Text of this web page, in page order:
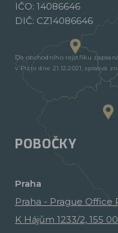
IČO: 14086646
DIČ: CZ14086646
Do obchodního rejstříku
v Plzni dne 21.12.2021, spisová
POBOČKY
Praha
Praha - Prague Office
K Hájům 1233/2, 155